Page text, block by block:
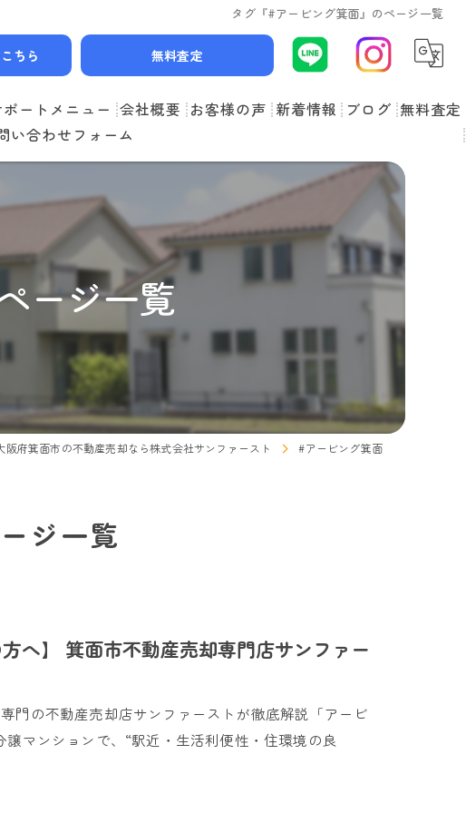
タグ『#アービング箕面』のページ一覧
ちら 無料査定
ートメニュー
ック
会社概要
スタッフ紹介
お客様の声
よくある質問
新着情報 ブログ 無料査定
い合わせフォーム
ージ一覧
阪府箕面市の不動産売却なら株式会社サンファースト #アービング箕面
ジ一覧
へ】 箕面市不動産売却専門店サンファー
門の不動産売却店サンファーストが徹底解説「アービ
マンションで、“駅近・生活利便性・住環境の良